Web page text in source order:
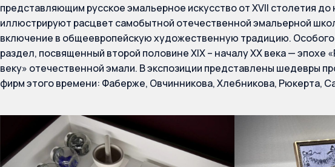
представляющим русское эмальерное искусство от XVII столетия
иллюстрируют расцвет самобытной отечественной эмальерной
включение в общеевропейскую художественную традицию.
раздел, посвященный второй половине XIX – началу XX века — эпохе
веку» отечественной эмали. В экспозиции представлены шедевры
фирм этого времени: Фаберже, Овчинникова, Хлебникова, Рюкерта,